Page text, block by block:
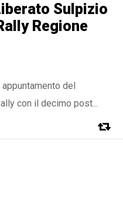
Sulpizio
Regione
del
con il decimo post...